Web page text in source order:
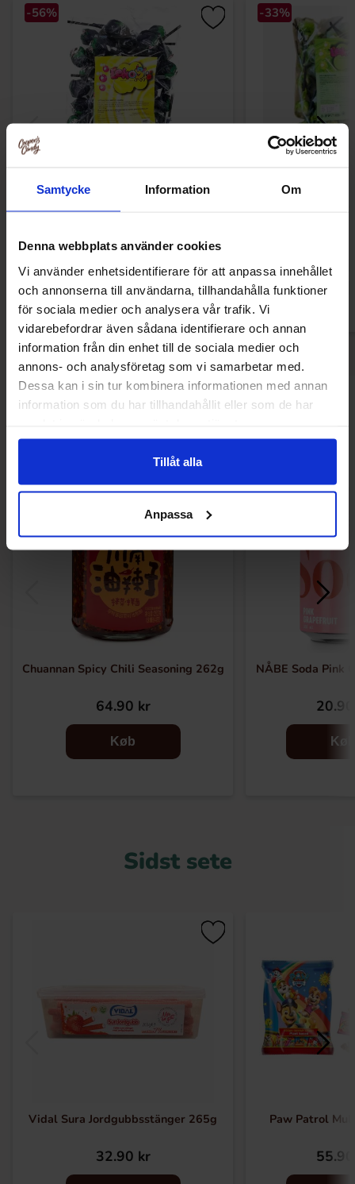
Samtycke Information Om
Denna webbplats använder cookies
Vi använder enhetsidentifierare för att anpassa innehållet
och annonserna till användarna, tillhandahålla funktioner
för sociala medier och analysera vår trafik. Vi
vidarebefordrar även sådana identifierare och annan
information från din enhet till de sociala medier och
annons- och analysföretag som vi samarbetar med.
Dessa kan i sin tur kombinera informationen med annan
information som du har tillhandahållit eller som de har
Tillåt alla
Anpassa
-56%
89.90 kr 39.90 kr
Køb
-33%
Køb
Andre kunne lide
Chuannan Spicy Chili Seasoning 262g
64.90 kr
Køb
NÅBE Soda Pink
Køb
Sidst sete
Vidal Sura Jordgubbsstänger 265g
32.90 kr
Paw Patrol